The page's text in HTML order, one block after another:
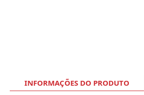
INFORMAÇÕES DO PRODUTO